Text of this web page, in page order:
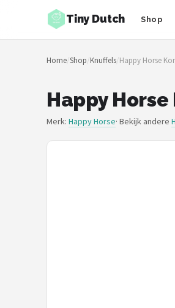
Tiny Dutch Shop
Zoeken
NAVIGATIE
Merken
Home/Shop/Knuffels/Happy Horse
Happy
Merk: Happy Horse· Bekijk andere